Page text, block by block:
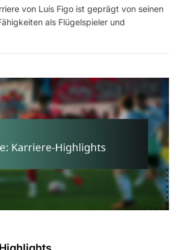
Figo:
Karriere-
von Luís Figo ist geprägt von seinen
als Flügelspieler und